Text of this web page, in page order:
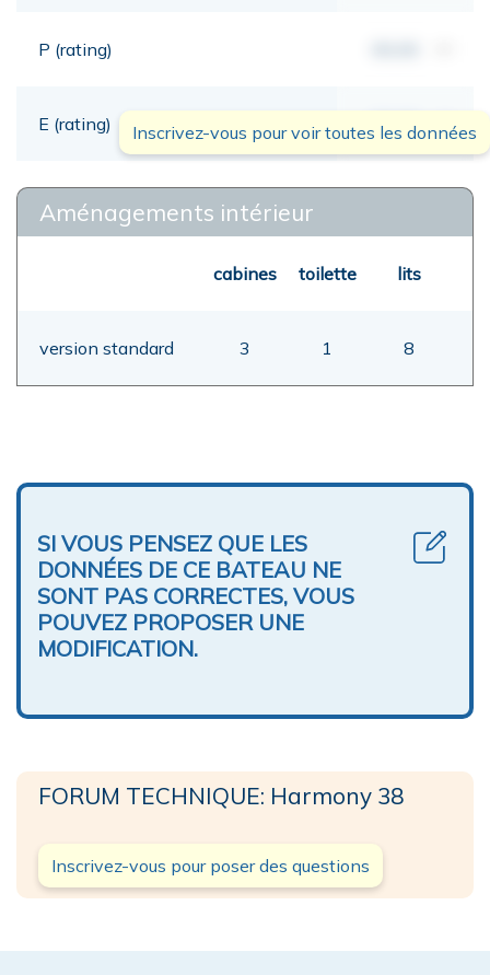
P (rating)
E (rating) 00,00
Inscrivez-vous pour voir toutes les données
Aménagements intérieur
cabines toilette lits
version standard 3 1 8
SI VOUS PENSEZ QUE LES
DONNÉES DE CE BATEAU NE
SONT PAS CORRECTES, VOUS
POUVEZ PROPOSER UNE
MODIFICATION.
FORUM TECHNIQUE: Harmony 38
Inscrivez-vous pour poser des questions